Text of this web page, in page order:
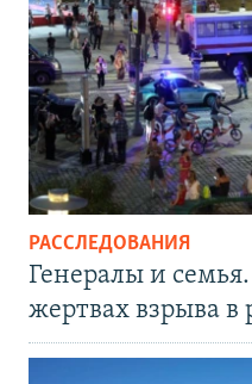
РАССЛЕДОВАНИЯ
Генералы и
жертвах взрыва в